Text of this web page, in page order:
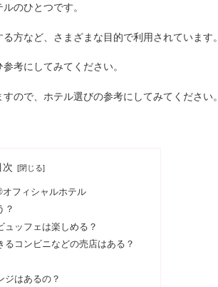
のひとつです。
方など、さまざまな目的で利用されています。
考にしてみてください。
ので、ホテル選びの参考にしてみてください。
次
フィシャルホテル
？
ュッフェは楽しめる？
るコンビニなどの売店はある？
ジはあるの？